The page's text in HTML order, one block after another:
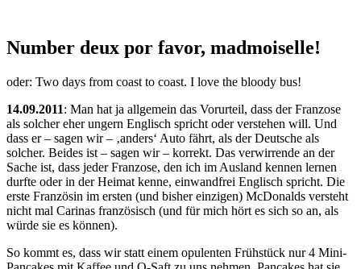
Number deux por favor, madmoiselle!
oder: Two days from coast to coast. I love the bloody bus!
14.09.2011: Man hat ja allgemein das Vorurteil, dass der Franzose
als solcher eher ungern Englisch spricht oder verstehen will. Und
dass er – sagen wir – ‚anders‘ Auto fährt, als der Deutsche als
solcher. Beides ist – sagen wir – korrekt. Das verwirrende an der
Sache ist, dass jeder Franzose, den ich im Ausland kennen lernen
durfte oder in der Heimat kenne, einwandfrei Englisch spricht. Die
erste Französin im ersten (und bisher einzigen) McDonalds versteht
nicht mal Carinas französisch (und für mich hört es sich so an, als
würde sie es können).
So kommt es, dass wir statt einem opulenten Frühstück nur 4 Mini-